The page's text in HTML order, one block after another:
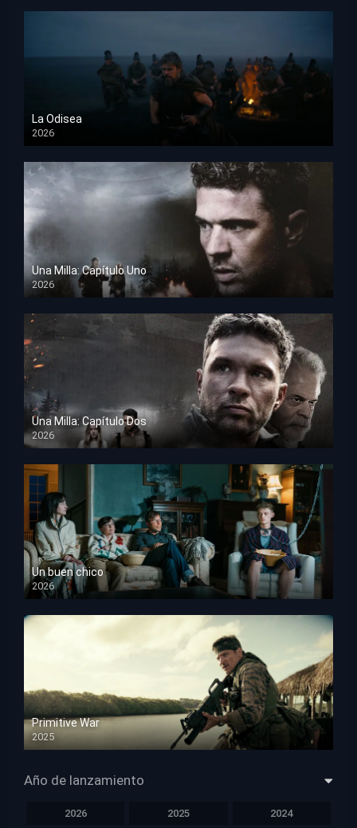
La Odisea
2026
TS Screener
Una Milla: Capítulo Uno
2026
HD 1080p
Una Milla: Capítulo Dos
2026
HD 1080p
Un buen chico
2026
HD 1080p
Primitive War
2025
HD 1080p
Año de lanzamiento
2026 2025 2024